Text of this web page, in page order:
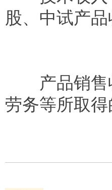
股、中试产
产品销售收
劳务等所取得